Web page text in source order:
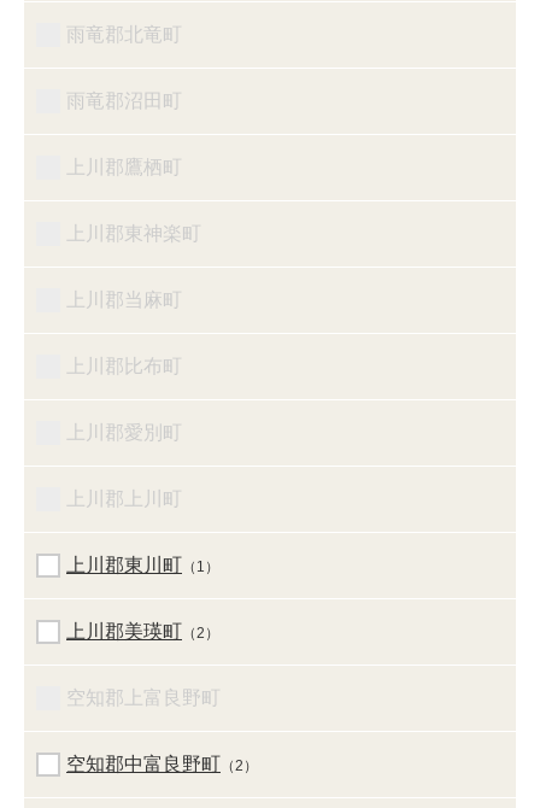
雨竜郡北竜町
雨竜郡沼田町
上川郡鷹栖町
上川郡東神楽町
上川郡当麻町
上川郡比布町
上川郡愛別町
上川郡上川町
上川郡東川町 （1）
上川郡美瑛町 （2）
空知郡上富良野町
空知郡中富良野町 （2）